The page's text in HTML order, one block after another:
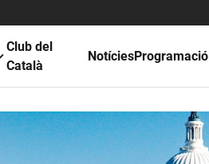
Club del
Català
NotíciesProgramació